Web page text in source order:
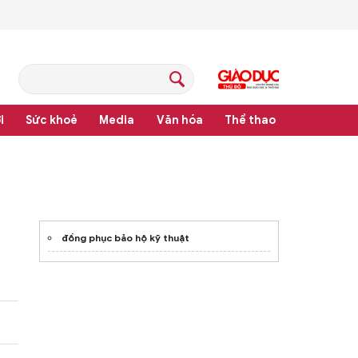
Sức khoẻ Media Văn hóa Thể thao
đồng phục bảo hộ kỹ thuật